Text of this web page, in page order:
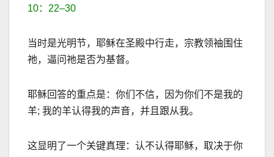
10： 22–30
当时是光明节，耶稣在圣殿中行走，宗教领袖围住
祂，逼问祂是否为基督。
耶稣回答的重点是：你们不信，因为你们不是我的
羊; 我的羊认得我的声音，并且跟从我。
这显明了一个关键真理：认不认得耶稣，取决于你